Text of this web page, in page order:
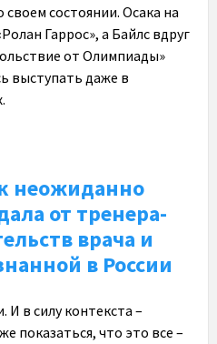
состоянии. Осака на
Гаррос», а Байлс вдруг
от Олимпиады»
выступать даже в
неожиданно
от тренера-
врача и
в России
в силу контекста –
показаться, что это все –